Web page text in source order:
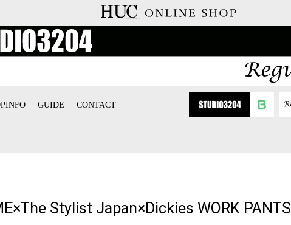
GUIDE CONTACT
Stylist Japan×Dickies WORK PANTS